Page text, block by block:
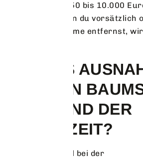
Bußgelder von 50 bis 10.000
Besonders wenn du vorsätzlich
geschützte Bäume entfernst,
GIBT ES
FÜR DEN
WÄHREND DER
SCHONZEIT?
Ja, zum Beispiel bei der